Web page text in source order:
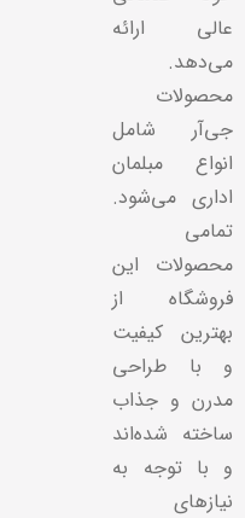
عالی ارائه
می‌دهد.
محصولات
جی‌آر شامل
انواع مبلمان
اداری می‌شود.
تمامی
محصولات این
فروشگاه از
بهترین کیفیت
و با طراحی
مدرن و جذاب
ساخته شده‌اند
و با توجه به
نیازهای